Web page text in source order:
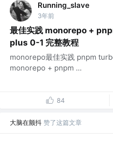
Running_slave
3年前
最佳实践 monorepo +
plus 0-1 完整教程
monorepo最佳实践 pnpm
monorepo + pnpm ...
84
大脑在颤抖 赞了这篇文章